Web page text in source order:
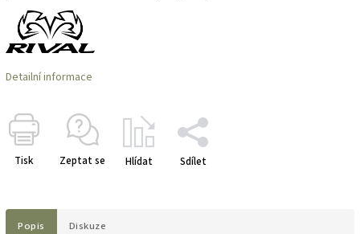
Detailní informace
Tisk Zeptat se Hlídat Sdílet
Popis Diskuze